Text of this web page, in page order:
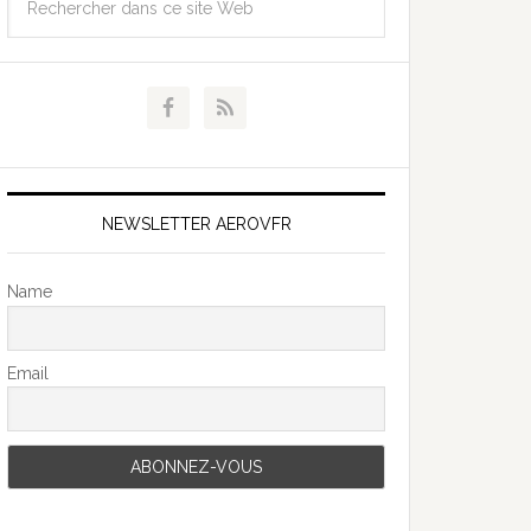
NEWSLETTER AEROVFR
Name
Email